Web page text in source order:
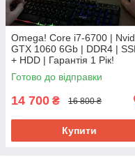
Omega! Core i7-6700 |
GTX 1060 6Gb | DDR4 |
+ HDD | Гарантія 1 Рік!
Ігровий Компютер ПК від
CyberCat
Готово до відправки
14 700 ₴ 16 800 ₴
Купити